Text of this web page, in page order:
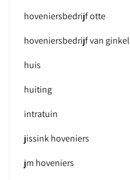
hoveniersbedrijf otte
hoveniersbedrijf van ginkel
huis
huiting
intratuin
jissink hoveniers
jm hoveniers